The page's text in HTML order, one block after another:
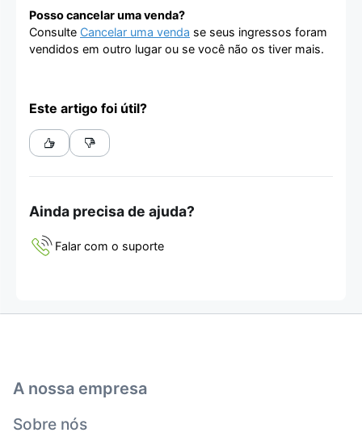
Posso cancelar uma venda?
Consulte Cancelar uma venda se seus ingressos foram
vendidos em outro lugar ou se você não os tiver mais.
Este artigo foi útil?
Ainda precisa de ajuda?
Falar com o suporte
A nossa empresa
Sobre nós